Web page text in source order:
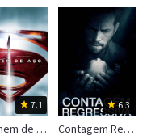
7.1
O Homem de Aço
6.3
Contagem Regressiva